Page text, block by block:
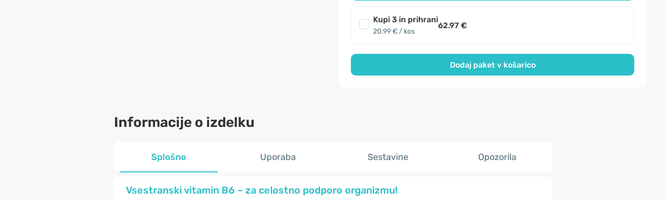
Kupi 3 in prihrani
20.99 € / kos
62.97 €
Dodaj paket v košarico
Informacije o izdelku
Splošno Uporaba Sestavine Opozorila
Vsestranski vitamin B6 – za celostno podporo organizmu!